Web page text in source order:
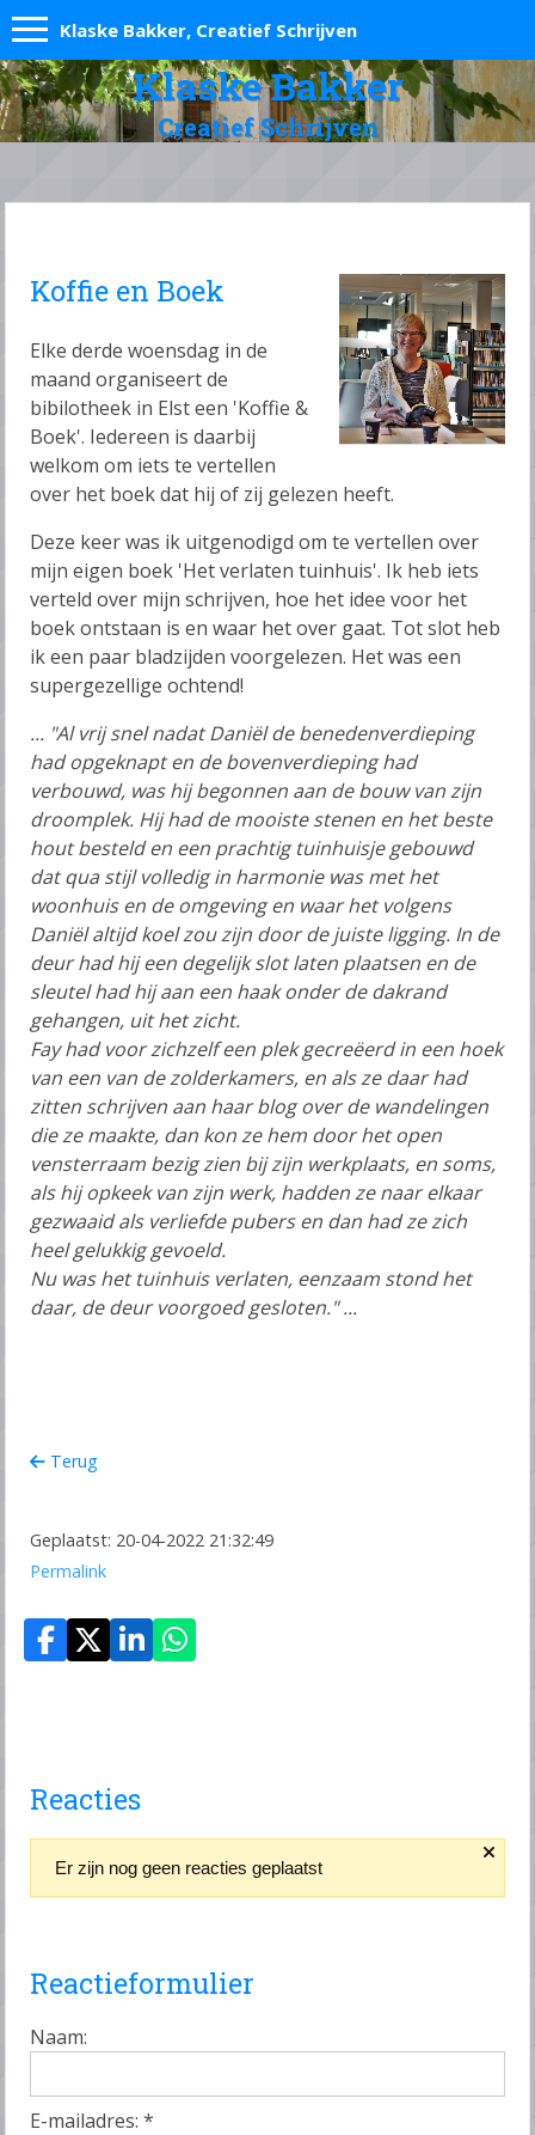
Klaske Bakker, Creatief Schrijven
Klaske Bakker
Creatief Schrijven
Koffie en Boek
Elke derde woensdag in de
maand organiseert de
bibilotheek in Elst een 'Koffie &
Boek'. Iedereen is daarbij
welkom om iets te vertellen
over het boek dat hij of zij gelezen heeft.
Deze keer was ik uitgenodigd om te vertellen over
mijn eigen boek 'Het verlaten tuinhuis'. Ik heb iets
verteld over mijn schrijven, hoe het idee voor het
boek ontstaan is en waar het over gaat. Tot slot heb
ik een paar bladzijden voorgelezen. Het was een
supergezellige ochtend!
... "Al vrij snel nadat Daniël de benedenverdieping
had opgeknapt en de bovenverdieping had
verbouwd, was hij begonnen aan de bouw van zijn
droomplek. Hij had de mooiste stenen en het beste
hout besteld en een prachtig tuinhuisje gebouwd
dat qua stijl volledig in harmonie was met het
woonhuis en de omgeving en waar het volgens
Daniël altijd koel zou zijn door de juiste ligging. In de
deur had hij een degelijk slot laten plaatsen en de
sleutel had hij aan een haak onder de dakrand
gehangen, uit het zicht.
Fay had voor zichzelf een plek gecreëerd in een hoek
van een van de zolderkamers, en als ze daar had
zitten schrijven aan haar blog over de wandelingen
die ze maakte, dan kon ze hem door het open
vensterraam bezig zien bij zijn werkplaats, en soms,
als hij opkeek van zijn werk, hadden ze naar elkaar
gezwaaid als verliefde pubers en dan had ze zich
heel gelukkig gevoeld.
Nu was het tuinhuis verlaten, eenzaam stond het
daar, de deur voorgoed gesloten." ...
Terug
Geplaatst: 20-04-2022 21:32:49
Permalink
Reacties
Er zijn nog geen reacties geplaatst
Reactieformulier
Naam:
E-mailadres:*